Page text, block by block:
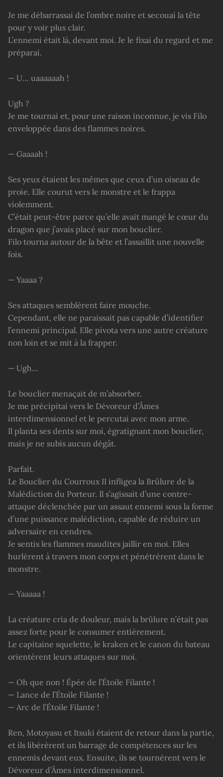
Je me débarrassai de l’ombre noire et secouai la tête
pour y voir plus clair.
L’ennemi était là, devant moi. Je le fixai du regard et me
préparai.
— U… uaaaaaah !
Ugh ?
Je me tournai et, pour une raison inconnue, je vis Filo
enveloppée dans des flammes noires.
— Gaaaah !
Ses yeux étaient les mêmes que ceux d’un oiseau de
proie. Elle courut vers le monstre et le frappa
violemment.
C’était peut-être parce qu’elle avait mangé le cœur du
dragon que j’avais placé sur mon bouclier.
Filo tourna autour de la bête et l’assaillit une nouvelle
fois.
— Yaaaa ?
Ses attaques semblèrent faire mouche.
Cependant, elle ne paraissait pas capable d’identifier
l’ennemi principal. Elle pivota vers une autre créature
non loin et se mit à la frapper.
— Ugh…
Le bouclier menaçait de m’absorber.
Je me précipitai vers le Dévoreur d’Âmes
interdimensionnel et le percutai avec mon arme.
Il planta ses dents sur moi, égratignant mon bouclier,
mais je ne subis aucun dégât.
Parfait.
Le Bouclier du Courroux II infligea la Brûlure de la
Malédiction du Porteur. Il s’agissait d’une contre-
attaque déclenchée par un assaut ennemi sous la forme
d’une puissance malédiction, capable de réduire un
adversaire en cendres.
Je sentis les flammes maudites jaillir en moi. Elles
hurlèrent à travers mon corps et pénétrèrent dans le
monstre.
— Yaaaaa !
La créature cria de douleur, mais la brûlure n’était pas
assez forte pour le consumer entièrement.
Le capitaine squelette, le kraken et le canon du bateau
orientèrent leurs attaques sur moi.
— Oh que non ! Épée de l’Étoile Filante !
— Lance de l’Étoile Filante !
— Arc de l’Étoile Filante !
Ren, Motoyasu et Itsuki étaient de retour dans la partie,
et ils libérèrent un barrage de compétences sur les
ennemis devant eux. Ensuite, ils se tournèrent vers le
Dévoreur d’Âmes interdimensionnel.